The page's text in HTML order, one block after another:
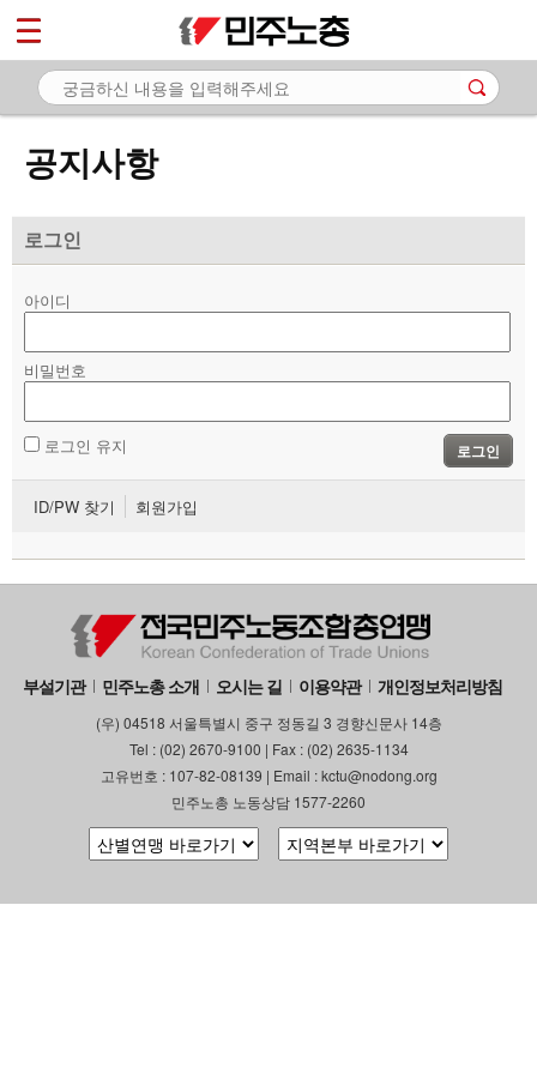
공지사항
로그인
아이디
비밀번호
로그인 유지 로그인
ID/PW 찾기 회원가입
부설기관 민주노총 소개 오시는 길 이용약관 개인정보처리방침
(우) 04518 서울특별시 중구 정동길 3 경향신문사 14층
Tel : (02) 2670-9100 | Fax : (02) 2635-1134
고유번호 : 107-82-08139 | Email : kctu@nodong.org
민주노총 노동상담 1577-2260
마이페이지
소개
- 공지사항
- 성명·보도
자료
부설기관
업무